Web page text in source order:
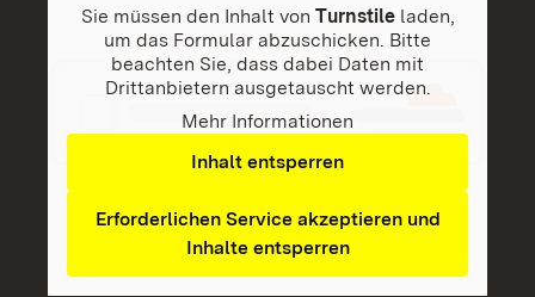
Sie müssen den Inhalt von Turnstileladen,
um das Formular abzuschicken. Bitte
beachten Sie, dass dabei Daten mit
Drittanbietern ausgetauscht werden.
Mehr Informationen
Inhalt entsperren
Erforderlichen Service akzeptieren und
Inhalte entsperren